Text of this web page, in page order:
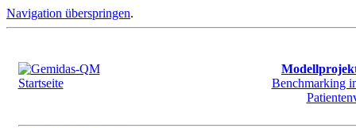
Navigation überspringen.
Benchmarking